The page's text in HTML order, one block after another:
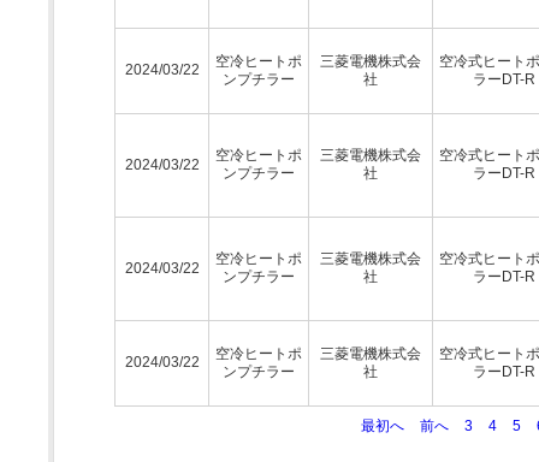
2024/03/22
空冷ヒートポ
ンプチラー
三菱電機株式会
社
空冷式ヒート
ラーDT-
2024/03/22
空冷ヒートポ
ンプチラー
三菱電機株式会
社
空冷式ヒート
ラーDT-
2024/03/22
空冷ヒートポ
ンプチラー
三菱電機株式会
社
空冷式ヒート
ラーDT-
2024/03/22
空冷ヒートポ
ンプチラー
三菱電機株式会
社
空冷式ヒート
ラーDT-
最初へ 前へ 3 4 5